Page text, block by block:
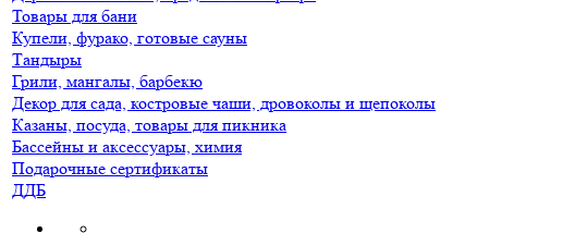
Товары для бани
Купели, фурако, готовые сауны
Тандыры
Грили, мангалы, барбекю
Декор для сада, костровые чаши, дровоколы и щепоколы
Казаны, посуда, товары для пикника
Бассейны и аксессуары, химия
Подарочные сертификаты
ДДБ